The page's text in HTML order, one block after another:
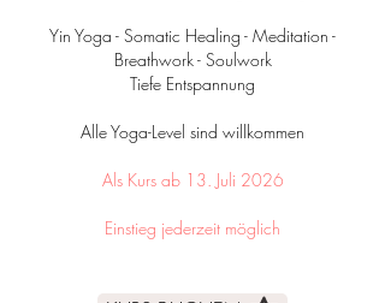
Yin Yoga - Somatic Healing - Meditation -
Breathwork - Soulwork
Tiefe Entspannung
Alle Yoga-Level sind willkommen
Als Kurs ab 13. Juli 2026
Einstieg jederzeit möglich